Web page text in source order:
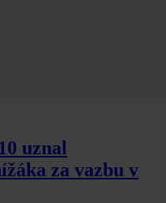
uznal
za vazbu v